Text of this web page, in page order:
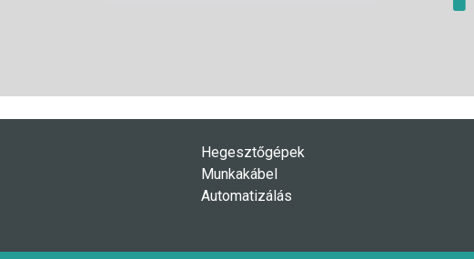
Hegesztőgépek
Munkakábel
Automatizálás